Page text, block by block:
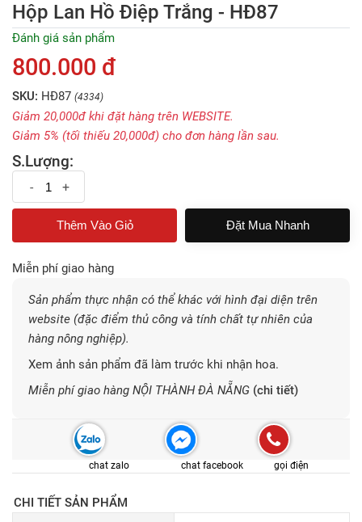
Hộp Lan Hồ Điệp Trắng - HĐ87
Đánh giá sản phẩm
800.000 đ
SKU: HĐ87 (4334)
Giảm 20,000đ khi đặt hàng trên WEBSITE.
Giảm 5% (tối thiếu 20,000đ) cho đơn hàng lần sau.
S.Lượng:
- +
Đặt Mua Nhanh
Miễn phí giao hàng
Sản phẩm thực nhận có thể khác với hình đại diện trên
website (đặc điểm thủ công và tính chất tự nhiên của
hàng nông nghiệp).
Xem ảnh sản phẩm đã làm trước khi nhận hoa.
Miễn phí giao hàng NỘI THÀNH ĐÀ NẴNG (chi tiết)
chat zalo chat facebook gọi điện
CHI TIẾT SẢN PHẨM